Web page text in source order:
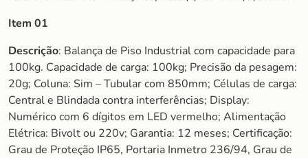
Item 01
Descrição: Balança de Piso Industrial com capacidade para
100kg. Capacidade de carga: 100kg; Precisão da pesagem:
20g; Coluna: Sim – Tubular com 850mm; Células de carga:
Central e Blindada contra interferências; Display:
Numérico com 6 dígitos em LED vermelho; Alimentação
Elétrica: Bivolt ou 220v; Garantia: 12 meses; Certificação:
Grau de Proteção IP65, Portaria Inmetro 236/94, Grau de